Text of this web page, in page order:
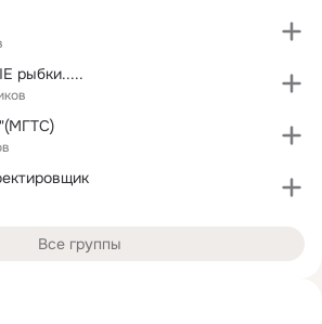
рыбки.....
Все группы